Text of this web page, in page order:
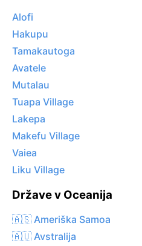
Alofi
Hakupu
Tamakautoga
Avatele
Mutalau
Tuapa Village
Lakepa
Makefu Village
Vaiea
Liku Village
Države v Oceanija
🇦🇸 Ameriška Samoa
🇦🇺 Avstralija